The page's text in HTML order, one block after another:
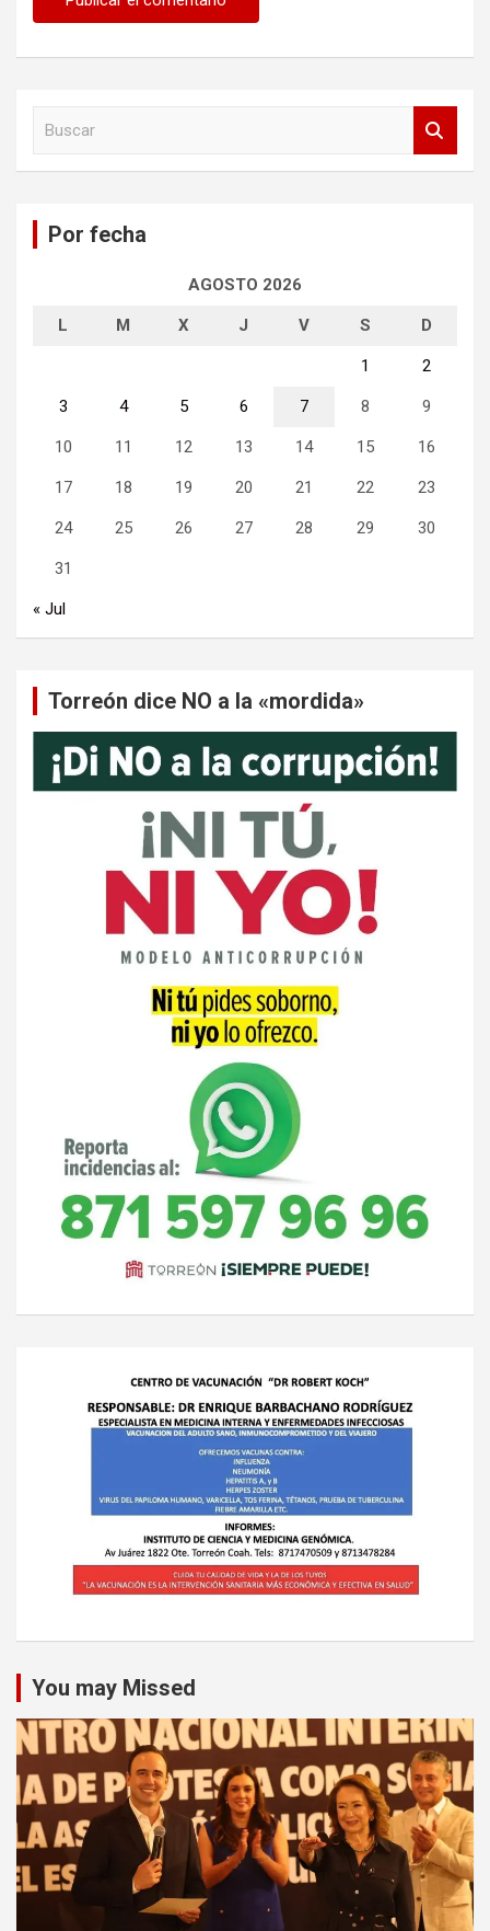
Por fecha
AGOSTO 2026
L M X J V S D
1 2
3 4 5 6 7 8 9
10 11 12 13 14 15 16
17 18 19 20 21 22 23
24 25 26 27 28 29 30
31
« Jul
Torreón dice NO a la «mordida»
You may Missed